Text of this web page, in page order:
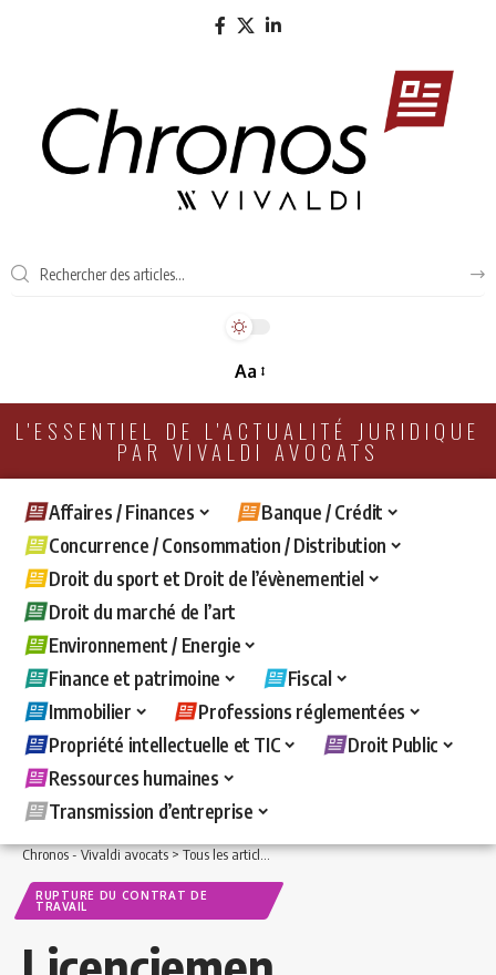
Aa
L'ESSENTIEL DE L'ACTUALITÉ JURIDIQUE
PAR VIVALDI AVOCATS
Affaires / Finances
Banque / Crédit
Concurrence / Consommation / Distribution
Droit du sport et Droit de l’évènementiel
Droit du marché de l’art
Environnement / Energie
Finance et patrimoine
Fiscal
Immobilier
Professions réglementées
Propriété intellectuelle et TIC
Droit Public
Ressources humaines
Transmission d’entreprise
Chronos - Vivaldi avocats>Tous les articles >Ressources humaines>Rupture
RUPTURE DU CONTRAT DE
TRAVAIL